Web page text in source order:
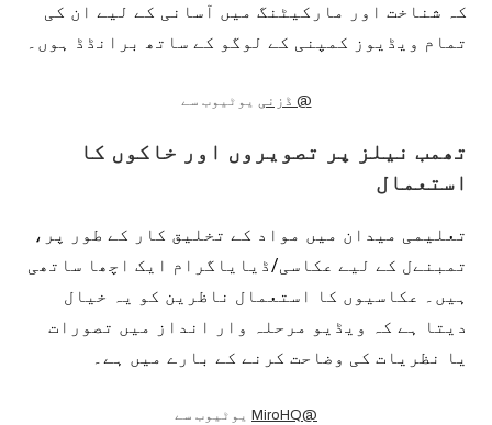
کہ شناخت اور مارکیٹنگ میں آسانی کے لیے ان کی
تمام ویڈیوز کمپنی کے لوگو کے ساتھ برانڈڈ ہوں۔
@ ڈزنی یوٹیوب سے
تھمب نیلز پر تصویروں اور خاکوں کا
استعمال
تعلیمی میدان میں مواد کے تخلیق کار کے طور پر،
تمبنےل کے لیے عکاسی/ڈیایاگرام ایک اچھا ساتھی
ہیں۔ عکاسیوں کا استعمال ناظرین کو یہ خیال
دیتا ہے کہ ویڈیو مرحلہ وار انداز میں تصورات
یا نظریات کی وضاحت کرنے کے بارے میں ہے۔
@MiroHQ یوٹیوب سے